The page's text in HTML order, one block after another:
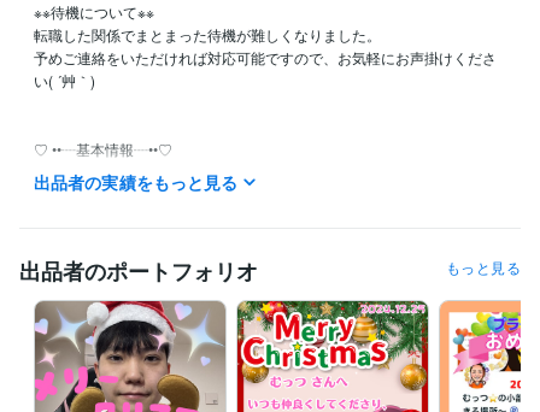
※※待機について※※
転職した関係でまとまった待機が難しくなりました。
予めご連絡をいただければ対応可能ですので、お気軽にお声掛けくださ
い( ´艸｀)
♡ ••┈基本情報┈••♡
✅21:00〜23:00は対応できるように心掛けていますが、母業務の関係で
難しいこともあります。
✅仕事中はすぐにお返事できないことも多いです。
✅『今すぐ電話する』になっているときはお気軽にご利用下さい。
✅日時予約も大歓迎です！
メッセージ、お問い合わせをいただけると、非常に喜びます( ´艸｀)
┈┈┈┈┈┈┈ ❁ ❁ ❁ ┈┈┈┈┈┈
出品者の実績をもっと見る
出品者のポートフォリオ もっと見る